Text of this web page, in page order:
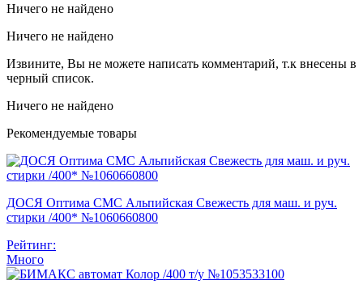
Ничего не найдено
Ничего не найдено
Извините, Вы не можете написать комментарий, т.к внесены в
черный список.
Ничего не найдено
Рекомендуемые товары
ДОСЯ Оптима СМС Альпийская Свежесть для маш. и руч.
стирки /400* №1060660800
Рейтинг:
Много